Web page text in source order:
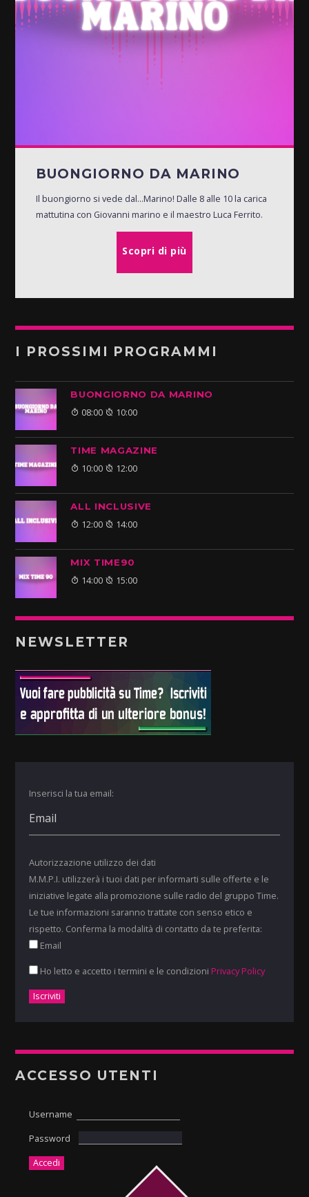
BUONGIORNO DA MARINO
Il buongiorno si vede dal...Marino! Dalle 8 alle 10 la carica
mattutina con Giovanni marino e il maestro Luca Ferrito.
Scopri di più
I PROSSIMI PROGRAMMI
BUONGIORNO DA MARINO
08:00 10:00
TIME MAGAZINE
10:00 12:00
ALL INCLUSIVE
12:00 14:00
MIX TIME90
14:00 15:00
NEWSLETTER
Inserisci la tua email:
Autorizzazione utilizzo dei dati
M.M.P.I. utilizzerà i tuoi dati per informarti sulle offerte e le
iniziative legate alla promozione sulle radio del gruppo Time.
Le tue informazioni saranno trattate con senso etico e
rispetto. Conferma la modalità di contatto da te preferita:
Email
Ho letto e accetto i termini e le condizioni Privacy Policy
ACCESSO UTENTI
Username
Password